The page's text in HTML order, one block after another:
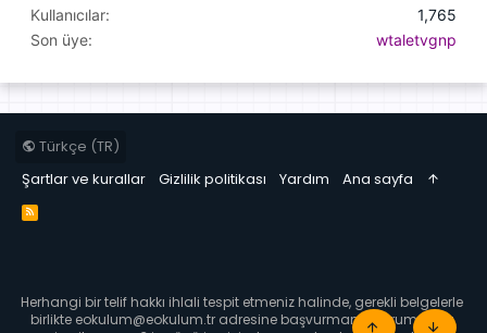
Kullanıcılar
1,765
Son üye
wtaletvgnp
Türkçe (TR)
Şartlar ve kurallar
Gizlilik politikası Yardım Ana sayfa
R
S